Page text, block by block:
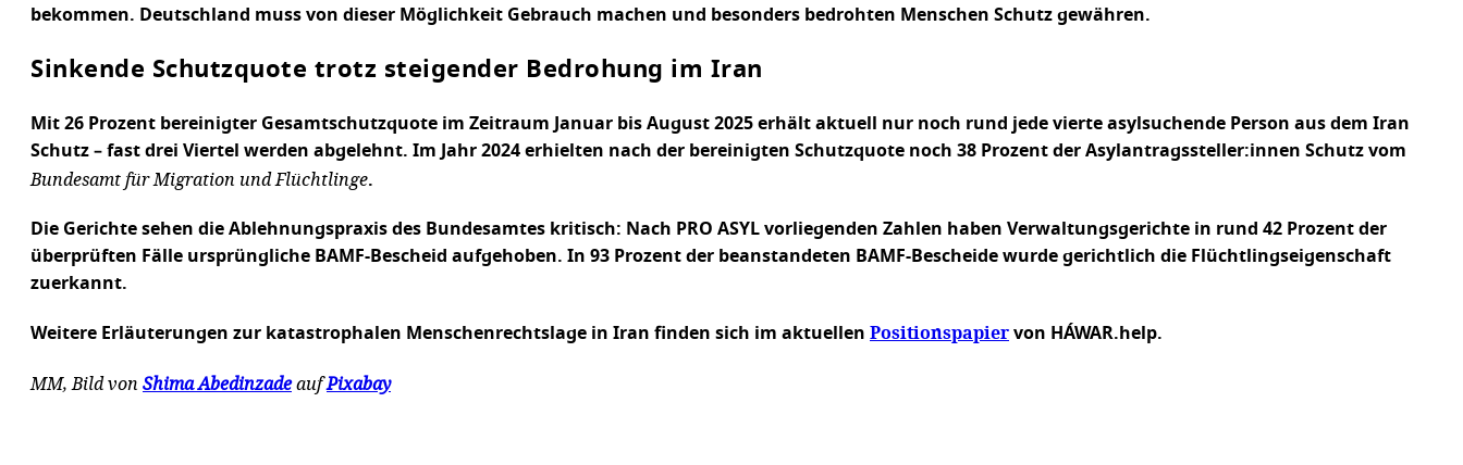
bekommen. Deutschland muss von dieser Möglichkeit Gebrauch machen und besonders bedrohten Menschen Schutz gewähren.
Sinkende Schutzquote trotz steigender Bedrohung im Iran
Mit 26 Prozent bereinigter Gesamtschutzquote im Zeitraum Januar bis August 2025 erhält aktuell nur noch rund jede vierte asylsuchende Person aus dem Iran
Schutz – fast drei Viertel werden abgelehnt. Im Jahr 2024 erhielten nach der bereinigten Schutzquote noch 38 Prozent der Asylantragssteller:innen Schutz vom
Bundesamt für Migration und Flüchtlinge.
Die Gerichte sehen die Ablehnungspraxis des Bundesamtes kritisch: Nach PRO ASYL vorliegenden Zahlen haben Verwaltungsgerichte in rund 42 Prozent der
überprüften Fälle ursprüngliche BAMF-Bescheid aufgehoben. In 93 Prozent der beanstandeten BAMF-Bescheide wurde gerichtlich die Flüchtlingseigenschaft
zuerkannt.
Weitere Erläuterungen zur katastrophalen Menschenrechtslage in Iran finden sich im aktuellen Positionspapier von HÁWAR.help.
MM, Bild von Shima AbedinzadeaufPixabay